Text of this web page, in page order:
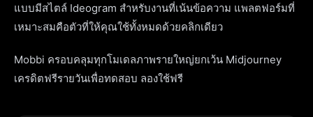
แบบมีสไตล์ Ideogram สำหรับงานที่เน้นข้อความ แพลตฟอร์มที่
เหมาะสมคือตัวที่ให้คุณใช้ทั้งหมดด้วยคลิกเดียว
Mobbi ครอบคลุมทุกโมเดลภาพรายใหญ่ยกเว้น Midjourney
เครดิตฟรีรายวันเพื่อทดสอบ ลองใช้ฟรี